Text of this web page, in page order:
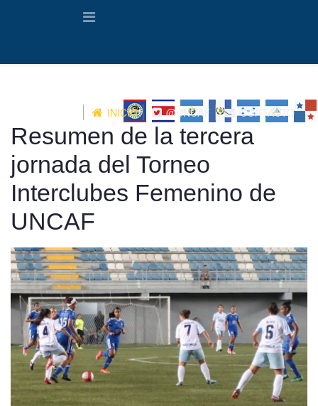
INICIO @UNCAF CONTACTO
Resumen de la tercera
jornada del Torneo
Interclubes Femenino de
UNCAF